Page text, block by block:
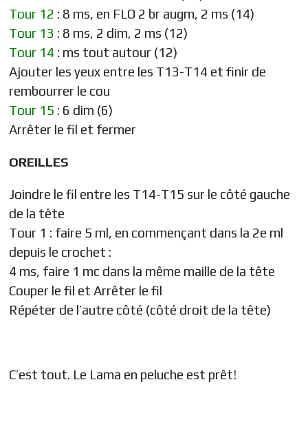
Tour 12 : 8 ms, en FLO 2 br augm, 2 ms (14)
Tour 13 : 8 ms, 2 dim, 2 ms (12)
Tour 14 : ms tout autour (12)
Ajouter les yeux entre les T13-T14 et finir de
rembourrer le cou
Tour 15 : 6 dim (6)
Arrêter le fil et fermer
OREILLES
Joindre le fil entre les T14-T15 sur le côté gauche
de la tête
Tour 1 : faire 5 ml, en commençant dans la 2e ml
depuis le crochet :
4 ms, faire 1 mc dans la même maille de la tête
Couper le fil et Arrêter le fil
Répéter de l’autre côté (côté droit de la tête)
C’est tout. Le Lama en peluche est prêt!